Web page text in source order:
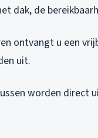
dak, de
ontvangt u een
uit.
worden direct